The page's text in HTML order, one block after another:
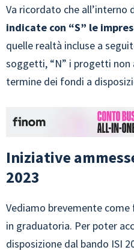
Va ricordato che all’interno
indicate con “S” le
quelle realtà incluse a
soggetti, “N” i progetti non
termine dei fondi a
Iniziative
2023
Vediamo brevemente come
in graduatoria. Per poter
disposizione dal bando ISI